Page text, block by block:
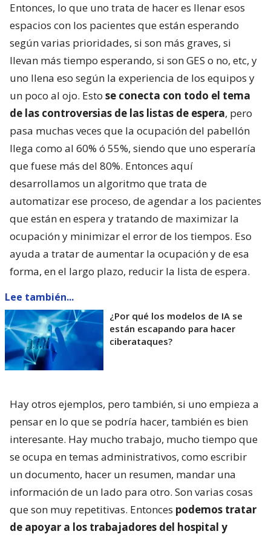
Entonces, lo que uno trata de hacer es llenar esos
espacios con los pacientes que están esperando
según varias prioridades, si son más graves, si
llevan más tiempo esperando, si son GES o no, etc, y
uno llena eso según la experiencia de los equipos y
un poco al ojo. Esto se conecta con todo el tema
de las controversias de las listas de espera, pero
pasa muchas veces que la ocupación del pabellón
llega como al 60% ó 55%, siendo que uno esperaría
que fuese más del 80%. Entonces aquí
desarrollamos un algoritmo que trata de
automatizar ese proceso, de agendar a los pacientes
que están en espera y tratando de maximizar la
ocupación y minimizar el error de los tiempos. Eso
ayuda a tratar de aumentar la ocupación y de esa
forma, en el largo plazo, reducir la lista de espera.
Lee también...
¿Por qué los modelos de IA se
están escapando para hacer
ciberataques?
Hay otros ejemplos, pero también, si uno empieza a
pensar en lo que se podría hacer, también es bien
interesante. Hay mucho trabajo, mucho tiempo que
se ocupa en temas administrativos, como escribir
un documento, hacer un resumen, mandar una
información de un lado para otro. Son varias cosas
que son muy repetitivas. Entonces podemos tratar
de apoyar a los trabajadores del hospital y